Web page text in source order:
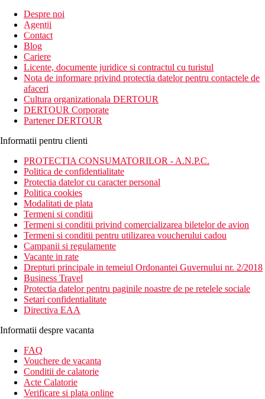
newsletter!
Despre noi
Agentii
Contact
Blog
Cariere
Licente, documente juridice si contractul cu turistul
Nota de informare privind protectia datelor pentru contactele de
afaceri
Cultura organizationala DERTOUR
DERTOUR Corporate
Partener DERTOUR
Informatii pentru clienti
PROTECTIA CONSUMATORILOR - A.N.P.C.
Politica de confidentialitate
Protectia datelor cu caracter personal
Politica cookies
Modalitati de plata
Termeni si conditii
Termeni si conditii privind comercializarea biletelor de avion
Termeni si conditii pentru utilizarea voucherului cadou
Campanii si regulamente
Vacante in rate
Drepturi principale in temeiul Ordonantei Guvernului nr. 2/2018
Business Travel
Protectia datelor pentru paginile noastre de pe retelele sociale
Setari confidentialitate
Directiva EAA
Informatii despre vacanta
FAQ
Vouchere de vacanta
Conditii de calatorie
Acte Calatorie
Verificare si plata online